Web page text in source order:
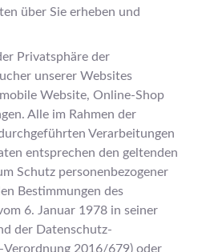
über Sie erheben und
Privatsphäre der
unserer Websites
Website, Online-Shop
Alle im Rahmen der
Verarbeitungen
entsprechen den geltenden
Schutz personenbezogener
Bestimmungen des
6. Januar 1978 in seiner
der Datenschutz-
2016/679) oder